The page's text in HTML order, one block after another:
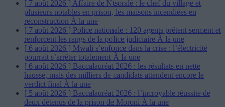
[ 7 août 2026 ] Affaire de Ntsoralé : le chef du village et
plusieurs notables en prison, les maisons incendiées en
reconstruction À la une
[ 7 août 2026 ] Police nationale : 120 agents prêtent serment et
renforcent les rangs de la police judiciaire À la une
[ 6 août 2026 ] Mwali s’enfonce dans la crise : l’électricité
pourrait s’arrêter totalement À la une
[ 6 août 2026 ] Baccalauréat 2026 : les résultats en nette
hausse, mais des milliers de candidats attendent encore le
verdict final À la une
[ 5 août 2026 ] Baccalauréat 2026 : l’incroyable réussite de
deux détenus de la prison de Moroni À la une